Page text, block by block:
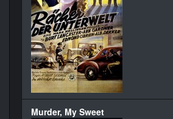
Murder, My Sweet